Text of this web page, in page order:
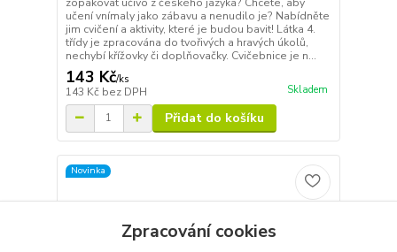
učení vnímaly jako zábavu a nenudilo je? Nabídněte
jim cvičení a aktivity, které je budou bavit! Látka 4.
třídy je zpracována do tvořivých a hravých úkolů,
nechybí křížovky či doplňovačky. Cvičebnice je n...
143 Kč/ks
143 Kč bez DPH Skladem
Přidat do košíku
Novinka
Zpracování cookies